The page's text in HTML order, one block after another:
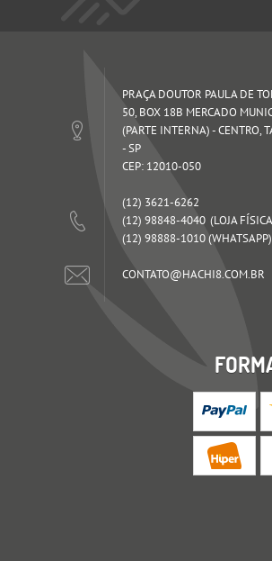
PRAÇA DOUTOR PAULA DE
50, BOX 18B MERCADO
(PARTE INTERNA)-CENTRO,
-SP
CEP: 12010-050
(12) 3621-6262
(12) 98848-4040
(12) 98888-1010(WHATSAPP)
CONTATO@HACHI8.COM.BR